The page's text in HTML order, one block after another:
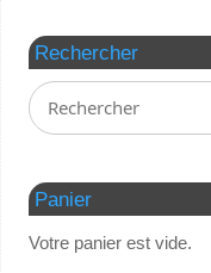
Rechercher
Panier
Votre panier est vide.